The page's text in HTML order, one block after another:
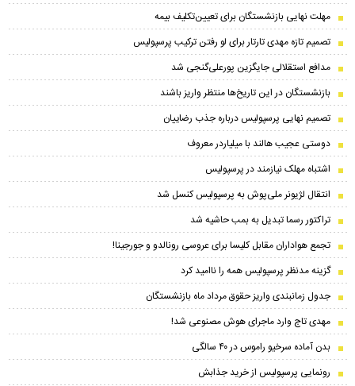
مهلت نهایی بازنشستگان برای تعیین‌تکلیف بیمه
تصمیم تازه مهدی تارتار برای لو رفتن ترکیب پرسپولیس
مدافع استقلالی جایگزین پورعلی‌گنجی شد
بازنشستگان در این تاریخ‌ها منتظر واریز باشند
تصمیم نهایی پرسپولیس درباره جذب رضاییان
دوستی عجیب هالند با میلیاردر معروف
اشتباه مهلک نیازمند در پرسپولیس
انتقال لژیونر ملی‌پوش به پرسپولیس کنسل شد
تراکتور رسما تبدیل به بمب حاشیه شد
تجمع هواداران مقابل کلیسا برای عروسی رونالدو و جورجینا!
گزینه مدنظر پرسپولیس همه را ناامید کرد
جدول زمانبندی واریز حقوق مرداد ماه بازنشستگان
مهدی تاج وارد ماجرای هوش مصنوعی شد!
بدن آماده سرخیو راموس در ۴۰ سالگی
رونمایی پرسپولیس از خرید جذابش